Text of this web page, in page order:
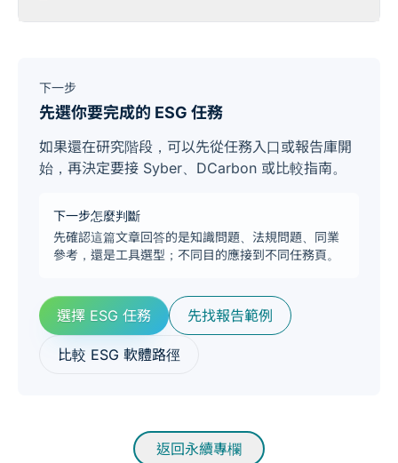
下一步
先選你要完成的 ESG 任務
如果還在研究階段，可以先從任務入口或報告庫開
始，再決定要接 Syber、DCarbon 或比較指南。
下一步怎麼判斷
先確認這篇文章回答的是知識問題、法規問題、同業
參考，還是工具選型；不同目的應接到不同任務頁。
選擇 ESG 任務 先找報告範例
比較 ESG 軟體路徑
返回永續專欄